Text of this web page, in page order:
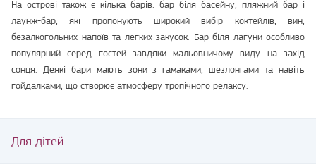
На острові також є кілька барів: бар біля басейну, пляжний бар і
лаунж-бар, які пропонують широкий вибір коктейлів, вин,
безалкогольних напоїв та легких закусок. Бар біля лагуни особливо
популярний серед гостей завдяки мальовничому виду на захід
сонця. Деякі бари мають зони з гамаками, шезлонгами та навіть
гойдалками, що створює атмосферу тропічного релаксу.
Для дітей